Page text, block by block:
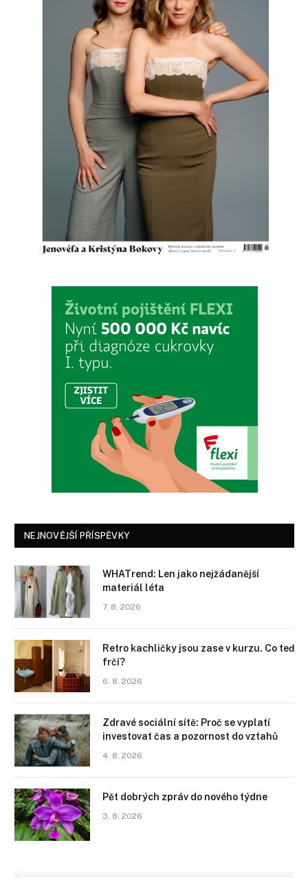
NEJNOVĚJŠÍ PŘÍSPĚVKY
WHATrend: Len jako nejžádanější
materiál léta
7. 8. 2026
Retro kachličky jsou zase v kurzu. Co teď
frčí?
6. 8. 2026
Zdravé sociální sítě: Proč se vyplatí
investovat čas a pozornost do vztahů
4. 8. 2026
Pět dobrých zpráv do nového týdne
3. 8. 2026